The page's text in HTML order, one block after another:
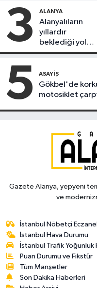
3 ALANYA
Alanyalıların
yıllardır
beklediği yol
askıdan döndü
5 ASAYIŞ
Gökbel'de
motosiklet
Gazete Alanya, yepyeni
ve
İstanbul Nöbetçi
İstanbul Hava Durumu
İstanbul Trafik Yoğunluk
Puan Durumu ve Fikstür
Tüm Manşetler
Son Dakika Haberleri